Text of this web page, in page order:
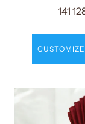
141